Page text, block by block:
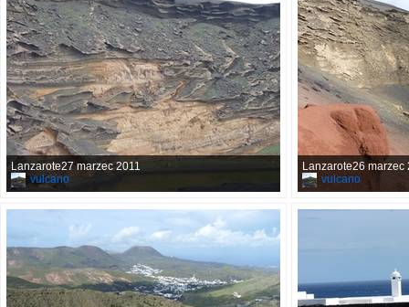
Lanzarote27 marzec 2011
vulcano
Lanzarote26 marzec
vulcano